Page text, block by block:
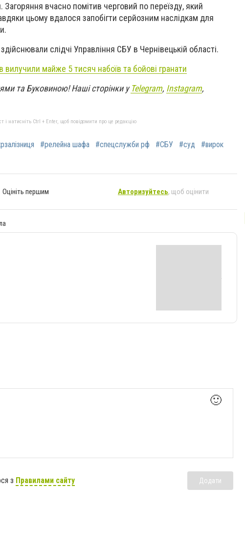
вчасно помітив черговий по переїзду, який
цьому вдалося запобігти серйозним наслідкам для
слідчі Управління СБУ в Чернівецькій області.
вилучили майже 5 тисяч набоїв та бойові гранати
та Буковиною! Наші сторінки уTelegram, Instagram,
і натисніть Ctrl + Enter, щоб повідомити про це редакцію
#релейна шафа #спецслужби рф #СБУ #суд
#вирок
Оцініть першим Авторизуйтесь, щоб оцінити
🙂
з Правилами сайту Додати